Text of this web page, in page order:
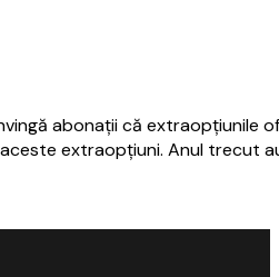
abonaţii că extraopţiunile
extraopţiuni. Anul trecut